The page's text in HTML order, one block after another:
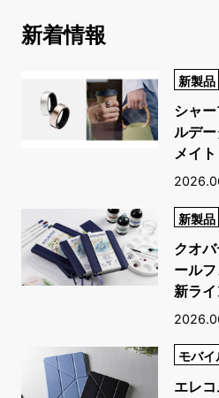
新着情報
新製品
シャ
ルデ
メイ
新製品
クオ
ール
新ラ
モバイ
エレ